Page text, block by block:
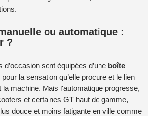
ou automatique :
?
sont équipées d’une boîte
la sensation qu’elle procure et le lien
la machine. Mais l’automatique progresse,
et certaines GT haut de gamme,
douce et moins fatigante en ville comme